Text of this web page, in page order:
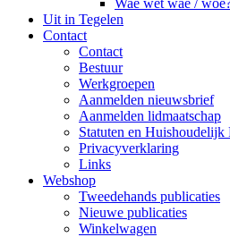
Wae wèt wae /
Uit in Tegelen
Contact
Contact
Bestuur
Werkgroepen
Aanmelden nieuwsbrief
Aanmelden lidmaatschap
Statuten en Huishoudelijk
Privacyverklaring
Links
Webshop
Tweedehands publicaties
Nieuwe publicaties
Winkelwagen